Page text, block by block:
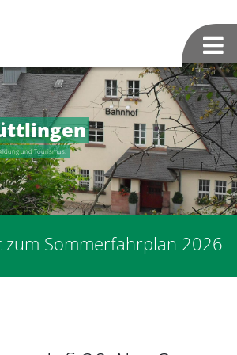
und Tourismus.
zum Sommerfahrplan 2026